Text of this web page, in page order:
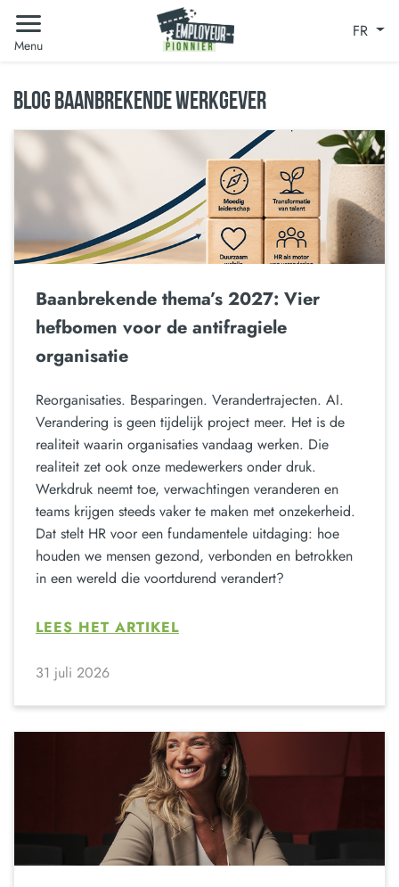
Menu
FR
BLOG BAANBREKENDE WERKGEVER
Baanbrekende thema’s 2027: Vier
hefbomen voor de antifragiele
organisatie
Reorganisaties. Besparingen. Verandertrajecten. AI.
Verandering is geen tijdelijk project meer. Het is de
realiteit waarin organisaties vandaag werken. Die
realiteit zet ook onze medewerkers onder druk.
Werkdruk neemt toe, verwachtingen veranderen en
teams krijgen steeds vaker te maken met onzekerheid.
Dat stelt HR voor een fundamentele uitdaging: hoe
houden we mensen gezond, verbonden en betrokken
in een wereld die voortdurend verandert?
LEES HET ARTIKEL
31 juli 2026